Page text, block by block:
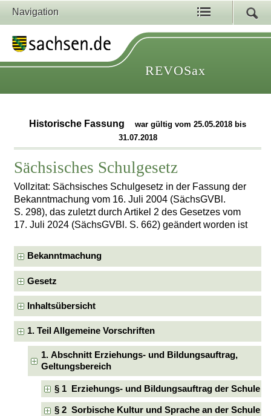
Navigation
REVOSax
Historische Fassung
war gültig vom 25.05.2018 bis
31.07.2018
Sächsisches Schulgesetz
Vollzitat: Sächsisches Schulgesetz in der Fassung der
Bekanntmachung vom 16. Juli 2004 (SächsGVBl.
S. 298), das zuletzt durch Artikel 2 des Gesetzes vom
17. Juli 2024 (SächsGVBl. S. 662) geändert worden ist
Bekanntmachung
Gesetz
Inhaltsübersicht
1. Teil Allgemeine Vorschriften
1. Abschnitt Erziehungs- und Bildungsauftrag,
Geltungsbereich
§ 1 Erziehungs- und Bildungsauftrag der Schule
§ 2 Sorbische Kultur und Sprache an der Schule